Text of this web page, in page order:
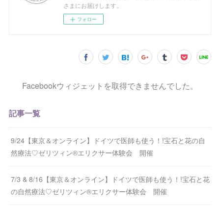
さまにお届けします。
フォロー
Facebookウィジェットを取得できませんでした。
記事一覧
9/24【東京＆オンライン】ドイツで医師も使う！!宝石と花の自
然療法♡ゼリツィン®エリクサー体験会 開催
7/3 & 8/16【東京＆オンライン】ドイツで医師も使う！!宝石と花
の自然療法♡ゼリツィン®エリクサー体験会 開催